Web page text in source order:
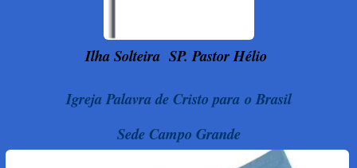
Ilha Solteira SP. Pastor Hélio
Igreja Palavra de Cristo para o Brasil
Sede Campo Grande